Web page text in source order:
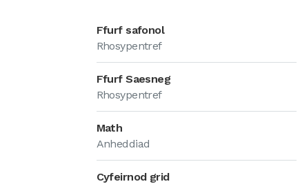
Ffurf safonol
Rhosypentref
Ffurf Saesneg
Rhosypentref
Math
Anheddiad
Cyfeirnod grid